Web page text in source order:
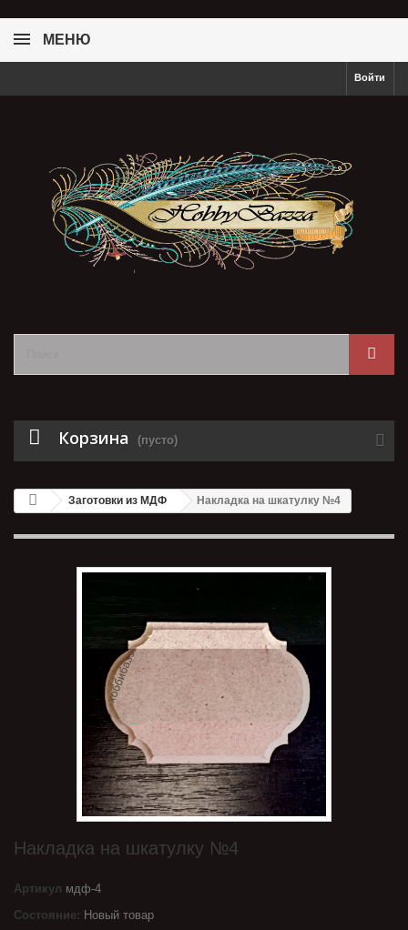
МЕНЮ
Войти
Корзина (пусто)
Заготовки из МДФ Накладка на шкатулку №4
Накладка на шкатулку №4
Артикул мдф-4
Состояние: Новый товар